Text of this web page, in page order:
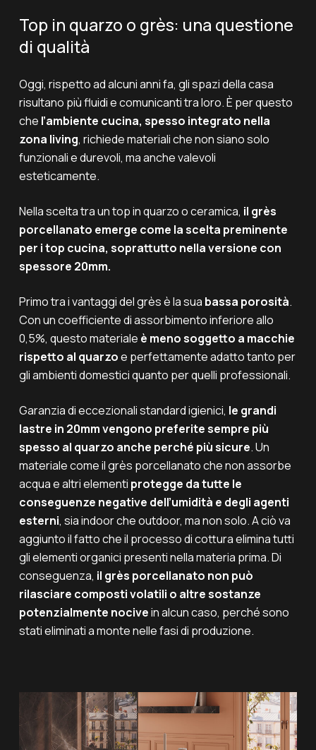
Top in quarzo o grès: una questione
di qualità
Oggi, rispetto ad alcuni anni fa, gli spazi della casa
risultano più fluidi e comunicanti tra loro. È per questo
che l’ambiente cucina, spesso integrato nella
zona living, richiede materiali che non siano solo
funzionali e durevoli, ma anche valevoli
esteticamente.
Nella scelta tra un top in quarzo o ceramica, il grès
porcellanato emerge come la scelta preminente
per i top cucina, soprattutto nella versione con
spessore 20mm.
Primo tra i vantaggi del grès è la sua bassa porosità.
Con un coefficiente di assorbimento inferiore allo
0,5%, questo materiale è meno soggetto a macchie
rispetto al quarzoe perfettamente adatto tanto per
gli ambienti domestici quanto per quelli professionali.
Garanzia di eccezionali standard igienici, le grandi
lastre in 20mm vengono preferite sempre più
spesso al quarzo anche perché più sicure.Un
materiale come il grès porcellanato che non assorbe
acqua e altri elementi protegge da tutte le
conseguenze negative dell’umidità e degli agenti
esterni, sia indoor che outdoor, ma non solo. A ciò va
aggiunto il fatto che il processo di cottura elimina tutti
gli elementi organici presenti nella materia prima. Di
conseguenza, il grès porcellanato non può
rilasciare composti volatili o altre sostanze
potenzialmente nocivein alcun caso, perché sono
stati eliminati a monte nelle fasi di produzione.